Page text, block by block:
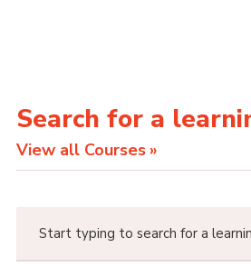
Search for a
View all Courses